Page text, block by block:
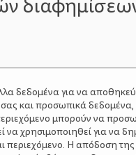
του Ιωσήφ
δεδομένα για να
και προσωπικά
μπορούν να
χρησιμοποιηθεί για να
περιεχόμενο. Η απόδοση